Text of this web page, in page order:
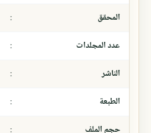
المحقق
:
عدد المجلدات
:
الناشر
:
الطبعة
:
حجم الملف
: